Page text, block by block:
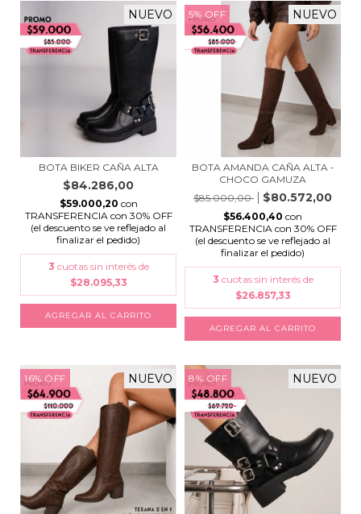
NUEVO
BOTA BIKER CAÑA ALTA
$84.286,00
$59.000,20 con
TRANSFERENCIA con 30% OFF
(el descuento se ve reflejado al
finalizar el pedido)
3 cuotas sin interés de
$28.095,33
AGREGAR AL CARRITO
5% OFF NUEVO
BOTA AMANDA CAÑA ALTA -
CHOCO GAMUZA
$85.000,00
$80.572,00
$56.400,40 con
TRANSFERENCIA con 30% OFF
(el descuento se ve reflejado al
finalizar el pedido)
3 cuotas sin interés de
$26.857,33
AGREGAR AL CARRITO
16% OFF NUEVO 8% OFF NUEVO